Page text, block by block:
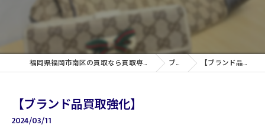
福岡県福岡市南区の買取なら買取専門店大吉 福岡野間店 ブログ 【ブランド品買取強化】
【ブランド品買取強化】
2024/03/11